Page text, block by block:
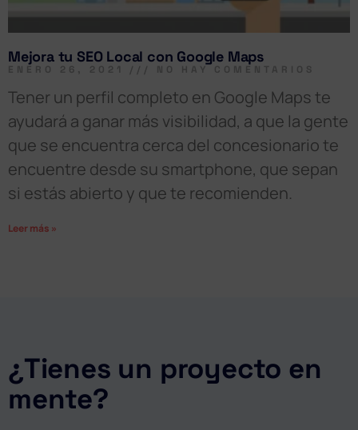
Mejora tu SEO Local con Google Maps
ENERO 26, 2021 NO HAY COMENTARIOS
Tener un perfil completo en Google Maps te
ayudará a ganar más visibilidad, a que la gente
que se encuentra cerca del concesionario te
encuentre desde su smartphone, que sepan
si estás abierto y que te recomienden.
Leer más »
¿Tienes un proyecto en
mente?